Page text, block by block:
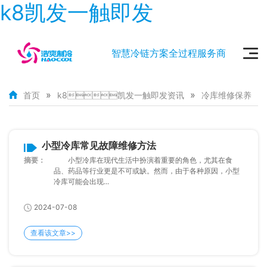
k8凯发一触即发
智慧冷链方案全过程服务商
首页 » k8凯发一触即发资讯 » 冷库维修保养
小型冷库常见故障维修方法
摘要：
小型冷库在现代生活中扮演着重要的角色，尤其在食
品、药品等行业更是不可或缺。然而，由于各种原因，小型
冷库可能会出现...
2024-07-08
查看该文章>>